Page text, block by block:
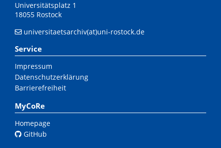
Universitätsplatz 1
18055 Rostock
universitaetsarchiv(at)uni-rostock.de
Service
Impressum
Datenschutzerklärung
Barrierefreiheit
MyCoRe
Homepage
GitHub